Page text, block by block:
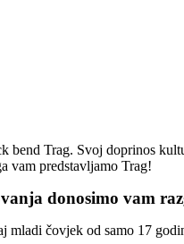
bend Trag. Svoj doprinos
vam predstavljamo Trag!
donosimo vam
čovjek od samo 17